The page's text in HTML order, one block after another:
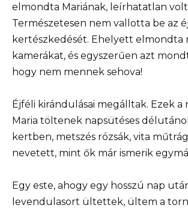
elmondta Mariának, leírhatatlan
Természetesen nem vallotta be az
kertészkedését. Ehelyett elmondta
kamerákat, és egyszerűen azt
hogy nem mennek sehova!
Éjféli kirándulásai megálltak. Ezek a
Maria töltenek napsütéses
kertben, metszés rózsák, vita
nevetett, mint ők már ismerik
Egy este, ahogy egy hosszú nap
levendulasort ültettek, ültem a